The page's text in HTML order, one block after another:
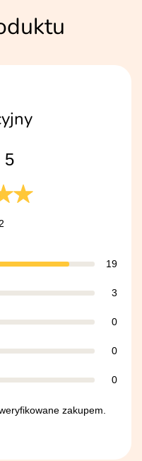
5
19
3
0
0
0
zakupem.